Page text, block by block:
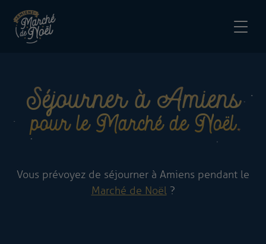
Séjourner à Amiens
pour le Marché de Noël
Vous prévoyez de séjourner à Amiens pendant le
Marché de Noël?